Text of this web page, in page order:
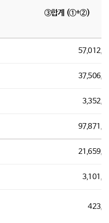
③합계 (①+②)